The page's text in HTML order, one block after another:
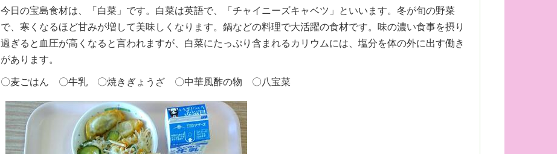
今日の宝島食材は、「白菜」です。白菜は英語で、「チャイニーズキャベツ」といいます。冬が旬の野菜
で、寒くなるほど甘みが増して美味しくなります。鍋などの料理で大活躍の食材です。味の濃い食事を摂り
過ぎると血圧が高くなると言われますが、白菜にたっぷり含まれるカリウムには、塩分を体の外に出す働き
があります。
〇麦ごはん 〇牛乳 〇焼きぎょうざ 〇中華風酢の物 〇八宝菜